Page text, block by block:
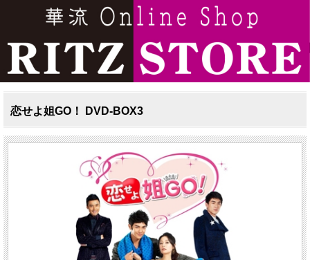
恋せよ姐GO！ DVD-BOX3